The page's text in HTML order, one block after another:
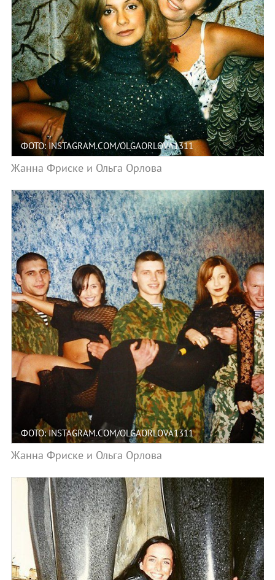
ФОТО: INSTAGRAM.COM/OLGAORLOVA1311
Жанна Фриске и Ольга Орлова
ФОТО: INSTAGRAM.COM/OLGAORLOVA1311
Жанна Фриске и Ольга Орлова